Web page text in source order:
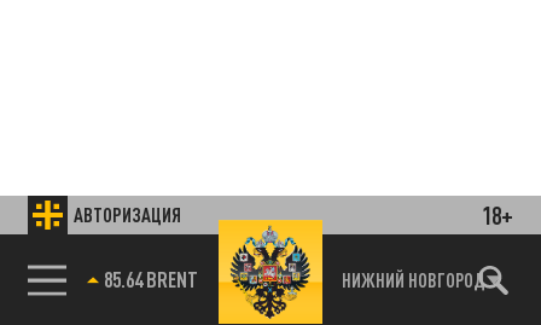
АВТОРИЗАЦИЯ 18+
85.64 BRENT НИЖНИЙ НОВГОРОД